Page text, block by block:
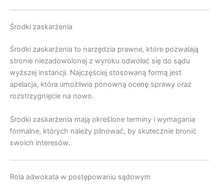
Środki zaskarżenia
Środki zaskarżenia to narzędzia prawne, które pozwalają
stronie niezadowolonej z wyroku odwołać się do sądu
wyższej instancji. Najczęściej stosowaną formą jest
apelacja, która umożliwia ponowną ocenę sprawy oraz
rozstrzygnięcie na nowo.
Środki zaskarżenia mają określone terminy i wymagania
formalne, których należy pilnować, by skutecznie bronić
swoich interesów.
Rola adwokata w postępowaniu sądowym